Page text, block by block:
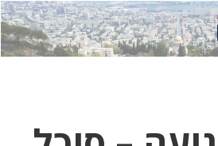
לחץ
כאן
לחץ
כדי